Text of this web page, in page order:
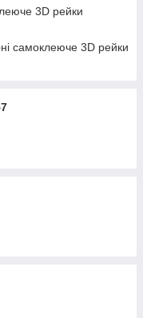
3D рейки
самоклеюче 3D рейки